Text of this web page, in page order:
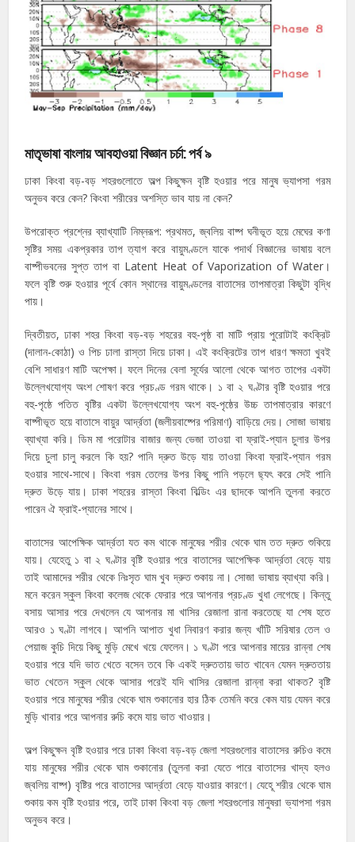
মাতৃভাষা বাংলায় আবহাওয়া বিজ্ঞান চর্চা: পর্ব৯
ঢাকা কিংবা বড়-বড় শহরগুলোতে অল্প কিছুক্ষন বৃষ্টি হওয়ার পরে মানুষ ভ্যাপসা গরম
অনুভব করে কেন? কিংবা শরীরের অশস্তি ভাব যায় না কেন?
উপরোক্ত প্রশ্নের ব্যাখ্যাটি নিম্নরূপ: প্রথমত, জ্বলিয় বাষ্প ঘনীভূত হয়ে মেঘের কণা
সৃষ্টির সময় একপ্রকার তাপ ত্যাগ করে বায়ুমণ্ডলে যাকে পদার্থ বিজ্ঞানের ভাষায় বলে
বাষ্পীভবনের সুপ্ত তাপ বা Latent Heat of Vaporization of Water।
ফলে বৃষ্টি শুরু হওয়ার পূর্বে কোন স্থানের বায়ুমণ্ডলের বাতাসের তাপমাত্রা কিছুটা বৃদ্ধি
পায়।
দ্বিতীয়ত, ঢাকা শহর কিংবা বড়-বড় শহরের বহু-পৃষ্ঠ বা মাটি প্রায় পুরোটাই কংক্রিট
(দালান-কোঠা) ও পিচ ঢালা রাস্তা দিয়ে ঢাকা। এই কংক্রিটের তাপ ধারণ ক্ষমতা খুবই
বেশি সাধারণ মাটি অপেক্ষা। ফলে দিনের বেলা সূর্যের আলো থেকে আগত তাপের একটা
উল্লেখযোগ্য অংশ শোষণ করে প্রচণ্ড গরম থাকে। ১ বা ২ ঘণ্টার বৃষ্টি হওয়ার পরে
বহু-পৃষ্ঠে পতিত বৃষ্টির একটা উল্লেখযোগ্য অংশ বহু-পৃষ্ঠের উচ্চ তাপমাত্রার কারণে
বাষ্পীভূত হয়ে বাতাসে বায়ুর আর্দ্রতা (জলীয়বাষ্পের পরিমাণ) বাড়িয়ে দেয়। সোজা ভাষায়
ব্যাখ্যা করি। ডিম মা পরোটার বাজার জন্য ভেজা তাওয়া বা ফ্রাই-প্যান চুলার উপর
দিয়ে চুলা চালু করলে কি হয়? পানি দ্রুত উড়ে যায় তাওয়া কিংবা ফ্রাই-প্যান গরম
হওয়ার সাথে-সাথে। কিংবা গরম তেলের উপর কিছু পানি পড়লে ছ্যৎ করে সেই পানি
দ্রুত উড়ে যায়। ঢাকা শহরের রাস্তা কিংবা বিল্ডিং এর ছাদকে আপনি তুলনা করতে
পারেন ঐ ফ্রাই-প্যানের সাথে।
বাতাসের আপেক্ষিক আর্দ্রতা যত কম থাকে মানুষের শরীর থেকে ঘাম তত দ্রুত শুকিয়ে
যায়। যেহেতু ১ বা ২ ঘণ্টার বৃষ্টি হওয়ার পরে বাতাসের আপেক্ষিক আর্দ্রতা বেড়ে যায়
তাই আমাদের শরীর থেকে নিঃসৃত ঘাম খুব দ্রুত শুকায় না। সোজা ভাষায় ব্যাখ্যা করি।
মনে করেন স্কুল কিংবা কলেজ থেকে ফেরার পরে আপনার প্রচণ্ড খুধা লেগেছে। কিন্তু
বসায় আসার পরে দেখলেন যে আপনার মা খাসির রেজালা রানা করতেছে যা শেষ হতে
আরও ১ ঘণ্টা লাগবে। আপনি আপাত খুধা নিবারণ করার জন্য খাঁটি সরিষার তেল ও
পেয়াজ কুচি দিয়ে কিছু মুড়ি মেখে খয়ে ফেলেন। ১ ঘণ্টা পরে আপনার মায়ের রান্না শেষ
হওয়ার পরে যদি ভাত খেতে বসেন তবে কি একই দ্রুততায় ভাত খাবেন যেমন দ্রুততায়
ভাত খেতেন স্কুল থেকে আসার পরেই যদি খাসির রেজালা রান্না করা থাকত? বৃষ্টি
হওয়ার পরে মানুষের শরীর থেকে ঘাম শুকানোর হার ঠিক তেমনি করে কেম যায় যেমন করে
মুড়ি খাবার পরে আপনার রুচি কমে যায় ভাত খাওয়ার।
অল্প কিছুক্ষন বৃষ্টি হওয়ার পরে ঢাকা কিংবা বড়-বড় জেলা শহরগুলোর বাতাসের রুচিও কমে
যায় মানুষের শরীর থেকে ঘাম শুকানোর (তুলনা করা যেতে পারে বাতাসের খাদ্য হলও
জ্বলিয় বাষ্প) বৃষ্টির পরে বাতাসের আর্দ্রতা বেড়ে যাওয়ার কারণে। যেহেূ শরীর থেকে ঘাম
শুকায় কম বৃষ্টি হওয়ার পরে, তাই ঢাকা কিংবা বড় জেলা শহরগুলোর মানুষরা ভ্যাপসা গরম
অনুভব করে।